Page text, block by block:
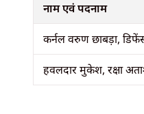
नाम एवं पदनाम
कर्नल वरुण छाबड़ा,
हवलदार मुकेश, रक्षा